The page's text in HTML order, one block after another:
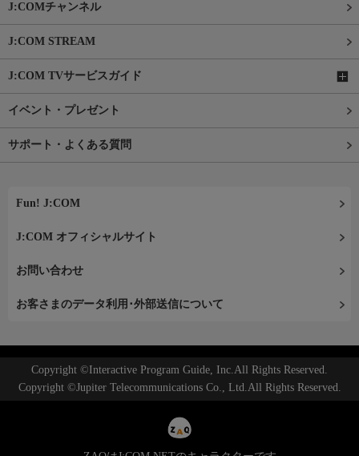
J:COMチャンネル
J:COM STREAM
J:COM TVサービスガイド
イベント・プレゼント
サポート・よくある質問
Fun! J:COM
J:COM オフィシャルサイト
お問い合わせ
お客さまのデータ利用･外部送信について
Copyright ©Interactive Program Guide, Inc.All Rights Reserved.
Copyright ©Jupiter Telecommunications Co., Ltd.All Rights Reserved.